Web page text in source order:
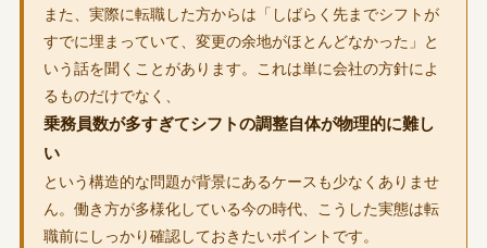
また、実際に転職した方からは「しばらく先までシフトが
すでに埋まっていて、変更の余地がほとんどなかった」と
いう話を聞くことがあります。これは単に会社の方針によ
るものだけでなく、
乗務員数が多すぎてシフトの調整自体が物理的に難し
い
という構造的な問題が背景にあるケースも少なくありませ
ん。働き方が多様化している今の時代、こうした実態は転
職前にしっかり確認しておきたいポイントです。